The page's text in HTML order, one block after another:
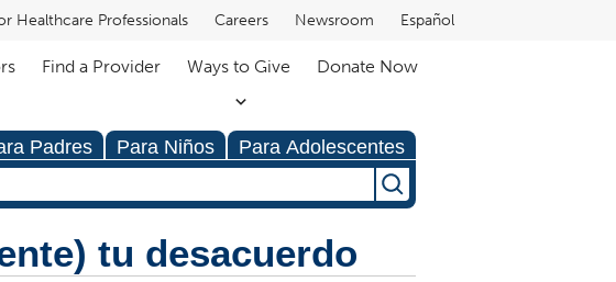
Healthcare Professionals Careers Newsroom Español
Find a Provider Ways to Give Donate Now
Padres Para Niños Para Adolescentes
tu desacuerdo